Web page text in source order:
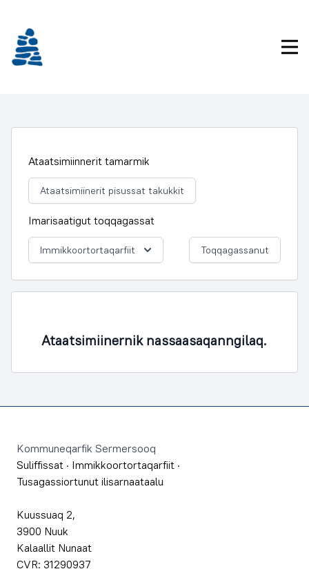
Ataatsimiinnerit tamarmik
Ataatsimiinerit pisussat takukkit
Imarisaatigut toqqagassat
Immikkoortortaqarfiit Toqqagassanut
Ataatsimiinernik nassaasaqanngilaq.
Kommuneqarfik Sermersooq
Suliffissat · Immikkoortortaqarfiit ·
Tusagassiortunut ilisarnaataalu
Kuussuaq 2,
3900 Nuuk
Kalaallit Nunaat
CVR: 31290937